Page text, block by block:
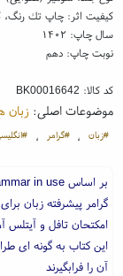
کیفیت اثر: چاپ تك رنگ،
سال چاپ: ۱۴۰۲
نوبت چاپ: دهم
کد کالا: BK00016642
موضوعات اصلی: زبان
#زبان ، #گرامر ،
بر اساس Advanced Grammar in use
گرامر پیشرفته زبان
امکتحان تافل و آیتلس
این کتاب به گونه ای
آن را فرابگیرند